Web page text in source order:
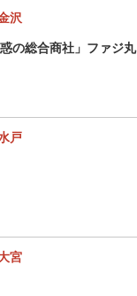
沢
の総合商社」ファジ丸
戸
宮